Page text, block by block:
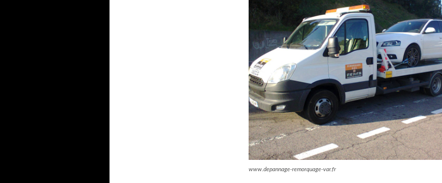
www.depannage-remorquage-var.fr